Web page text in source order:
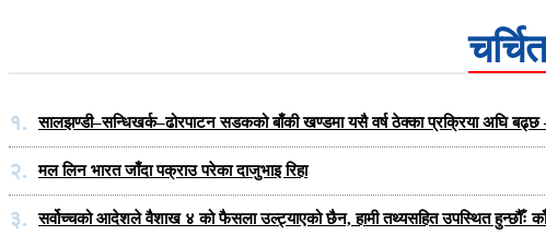
१. सालझण्डी–सन्धिखर्क–ढोरपाटन सडकको बाँकी खण्डमा यसै वर्ष ठेक्का प्रक्रिया अघि बढ्छ
२. मल लिन भारत जाँदा पक्राउ परेका दाजुभाइ रिहा
३. सर्वोच्चको आदेशले वैशाख ४ को फैसला उल्ट्याएको छैन, हामी तथ्यसहित उपस्थित हुन्छौँः